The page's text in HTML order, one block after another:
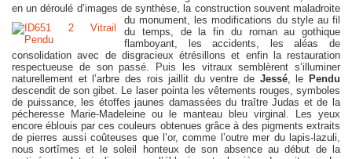
en un déroulé d’images de synthèse, la construction souvent maladroite
du monument, les modifications du style au fil
du temps, de la fin du roman au gothique
flamboyant, les accidents, les aléas de
consolidation avec de disgracieux étrésillons et enfin la restauration
respectueuse de son passé. Puis les vitraux semblèrent s’illuminer
naturellement et l’arbre des rois jaillit du ventre de Jessé, le Pendu
descendit de son gibet. Le laser pointa les vêtements rouges, symboles
de puissance, les étoffes jaunes damassées du traître Judas et de la
pécheresse Marie-Madeleine ou le manteau bleu virginal. Les yeux
encore éblouis par ces couleurs obtenues grâce à des pigments extraits
de pierres aussi coûteuses que l’or, comme l’outre mer du lapis-lazuli,
nous sortîmes et le soleil honteux de son absence au début de la